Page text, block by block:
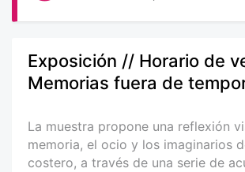
Exposición // Horario de
Memorias fuera de
La muestra propone una reflexión
memoria, el ocio y los imaginarios
costero, a través de una serie de